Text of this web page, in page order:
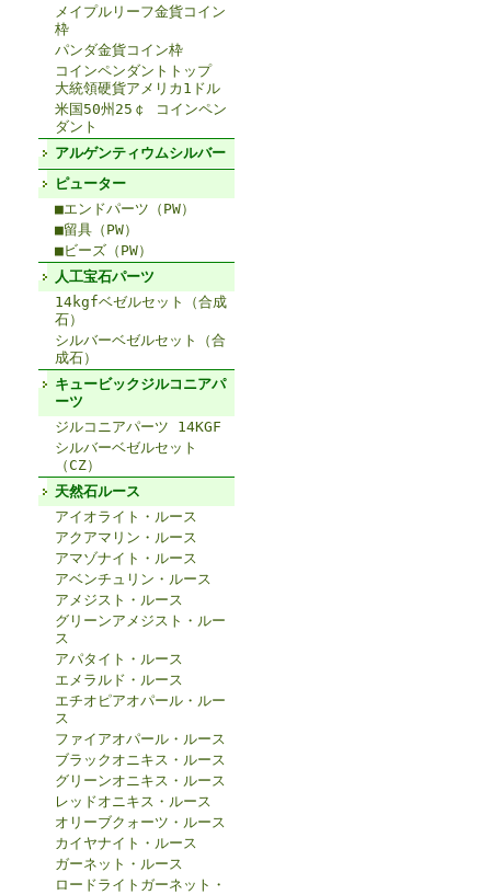
メイプルリーフ金貨コイン
枠
パンダ金貨コイン枠
コインペンダントトップ
大統領硬貨アメリカ1ドル
米国50州25￠ コインペン
ダント
アルゲンティウムシルバー
ピューター
■エンドパーツ（PW）
■留具（PW）
■ビーズ（PW）
人工宝石パーツ
14kgfベゼルセット（合成
石）
シルバーベゼルセット（合
成石）
キュービックジルコニアパ
ーツ
ジルコニアパーツ 14KGF
シルバーベゼルセット
（CZ）
天然石ルース
アイオライト・ルース
アクアマリン・ルース
アマゾナイト・ルース
アベンチュリン・ルース
アメジスト・ルース
グリーンアメジスト・ルー
ス
アパタイト・ルース
エメラルド・ルース
エチオピアオパール・ルー
ス
ファイアオパール・ルース
ブラックオニキス・ルース
グリーンオニキス・ルース
レッドオニキス・ルース
オリーブクォーツ・ルース
カイヤナイト・ルース
ガーネット・ルース
ロードライトガーネット・